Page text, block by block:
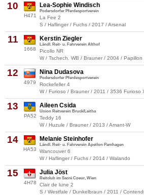
10
H471
Lea-Sophie Windisch
Podersdorfer Pferdesportverein
La Fee 2
S / Haflinger / Fuchs / 2017 / Arsenal
11
1668
Kerstin Ziegler
Ländl. Reit- u. Fahrverein Althof
Picollo NR
W / Tschech. WB / Brauner / 2004 / Papillon
12
4979
Nina Dudasova
Podersdorfer Pferdesportverein
Rockefeller 4
W / Furioso / Brauner / 2011 / 3536 Furioso
13
PA52
Aileen Csida
Union Reitverein Bruck/Leitha
Teddy 16
W / Huzule / Brauner / 2013 / Amant-W
14
HA53
Melanie Steinhofer
Ländl. Reit- u. Fahrverein Apetlon Pamhagen
Wancouver 6
W / Haflinger / Fuchs / 2014 / Walando
15
4H78
Julia Jöst
Reitclub im Sacré Coeur, Wien
Clair de lune 2
S / Westfale / Dunkelbraun / 2011 /